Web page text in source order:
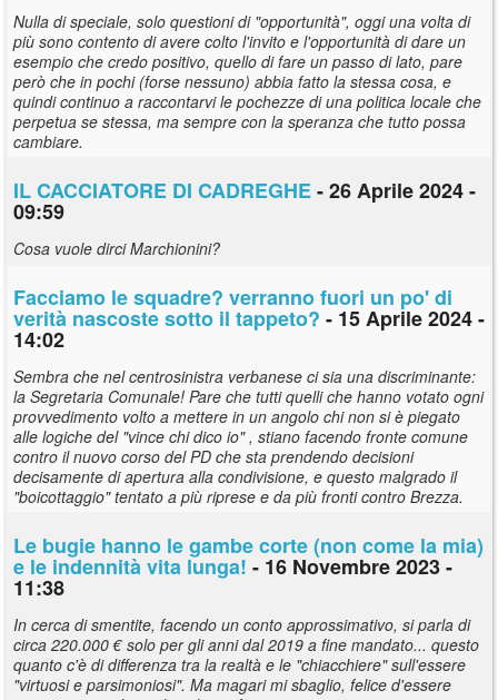
Nulla di speciale, solo questioni di "opportunità", oggi una volta di
più sono contento di avere colto l'invito e l'opportunità di dare un
esempio che credo positivo, quello di fare un passo di lato, pare
però che in pochi (forse nessuno) abbia fatto la stessa cosa, e
quindi continuo a raccontarvi le pochezze di una politica locale che
perpetua se stessa, ma sempre con la speranza che tutto possa
cambiare.
IL CACCIATORE DI CADREGHE- 26 Aprile 2024 -
09:59
Cosa vuole dirci Marchionini?
Facciamo le squadre? verranno fuori un po' di
verità nascoste sotto il tappeto? - 15 Aprile 2024 -
14:02
Sembra che nel centrosinistra verbanese ci sia una discriminante:
la Segretaria Comunale! Pare che tutti quelli che hanno votato ogni
provvedimento volto a mettere in un angolo chi non si è piegato
alle logiche del "vince chi dico io" , stiano facendo fronte comune
contro il nuovo corso del PD che sta prendendo decisioni
decisamente di apertura alla condivisione, e questo malgrado il
"boicottaggio" tentato a più riprese e da più fronti contro Brezza.
Le bugie hanno le gambe corte (non come la mia)
e le indennità vita lunga! - 16 Novembre 2023 -
11:38
In cerca di smentite, facendo un conto approssimativo, si parla di
circa 220.000 € solo per gli anni dal 2019 a fine mandato... questo
quanto c'è di differenza tra la realtà e le "chiacchiere" sull'essere
"virtuosi e parsimoniosi". Ma magari mi sbaglio, felice d'essere